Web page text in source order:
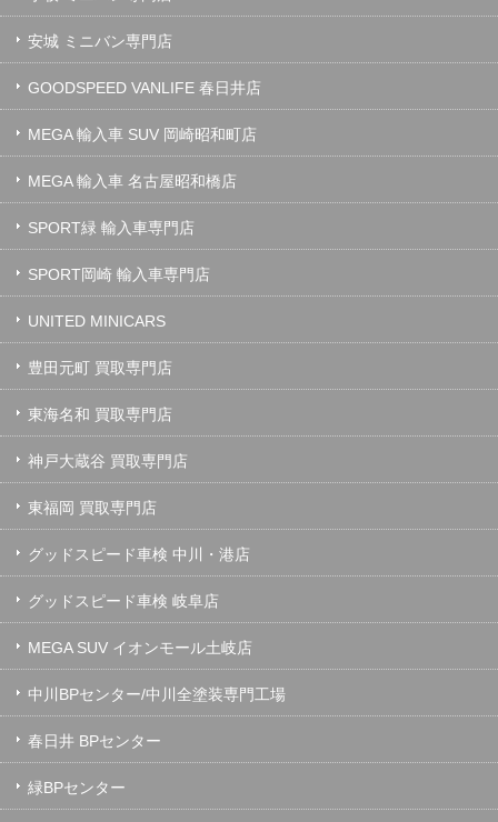
安城 ミニバン専門店
GOODSPEED VANLIFE 春日井店
MEGA 輸入車 SUV 岡崎昭和町店
MEGA 輸入車 名古屋昭和橋店
SPORT緑 輸入車専門店
SPORT岡崎 輸入車専門店
UNITED MINICARS
豊田元町 買取専門店
東海名和 買取専門店
神戸大蔵谷 買取専門店
東福岡 買取専門店
グッドスピード車検 中川・港店
グッドスピード車検 岐阜店
MEGA SUV イオンモール土岐店
中川BPセンター/中川全塗装専門工場
春日井 BPセンター
緑BPセンター